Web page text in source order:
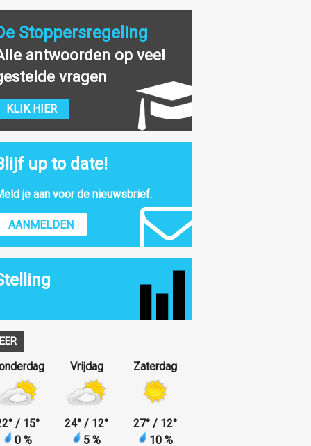
Stoppersregeling
antwoorden op veel
vragen
KLIK HIER
up to date!
je aan voor de nieuwsbrief.
AANMELDEN
° / 15°
0 %
Vrijdag
24° / 12°
5 %
Zaterdag
27° / 12°
10 %